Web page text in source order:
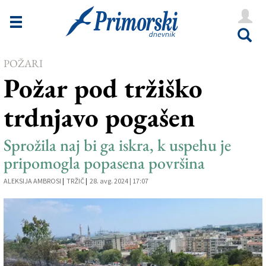
Novice
Goriška
Kultura
Šport
Še
Vreme
Uredništvo
Oglasi
POŽARI
Požar pod tržiško
trdnjavo pogašen
Sprožila naj bi ga iskra, k uspehu je
pripomogla popasena površina
ALEKSIJA AMBROSI | TRŽIČ | 28. avg. 2024 | 17:07